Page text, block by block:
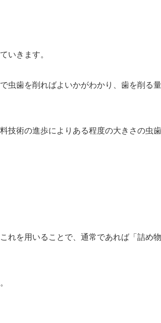
いきます。
歯を削ればよいかがわかり、歯を削る
術の進歩によりある程度の大きさの虫
を用いることで、通常であれば「詰め